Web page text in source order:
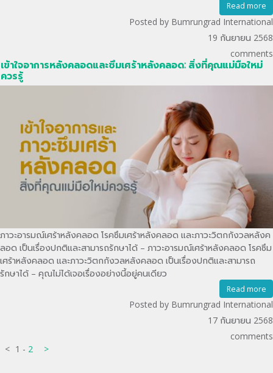
Read more
Posted by Bumrungrad International
19 กันยายน 2568
comments
เข้าใจอาการหลังคลอดและซึมเศร้าหลังคลอด: สิ่งที่คุณแม่มือใหม่
ควรรู้
ภาวะอารมณ์เศร้าหลังคลอด โรคซึมเศร้าหลังคลอด และภาวะวิตกกังวลหลังค
ลอด เป็นเรื่องปกติและสามารถรักษาได้ – ภาวะอารมณ์เศร้าหลังคลอด โรคซึม
เศร้าหลังคลอด และภาวะวิตกกังวลหลังคลอด เป็นเรื่องปกติและสามารถ
รักษาได้ – คุณไม่ได้เจอเรื่องอย่างนี้อยู่คนเดียว
Read more
Posted by Bumrungrad International
17 กันยายน 2568
comments
< 1 - 2 >